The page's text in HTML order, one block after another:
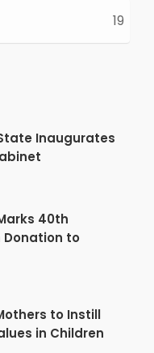
19
Inaugurates
40th
Donation to
to Instill
in Children